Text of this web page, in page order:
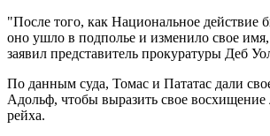
"После того, как Национальное действие
оно ушло в подполье и изменило свое
заявил представитель прокуратуры Деб
По данным суда, Томас и Пататас дали
Адольф, чтобы выразить свое восхищение
рейха.